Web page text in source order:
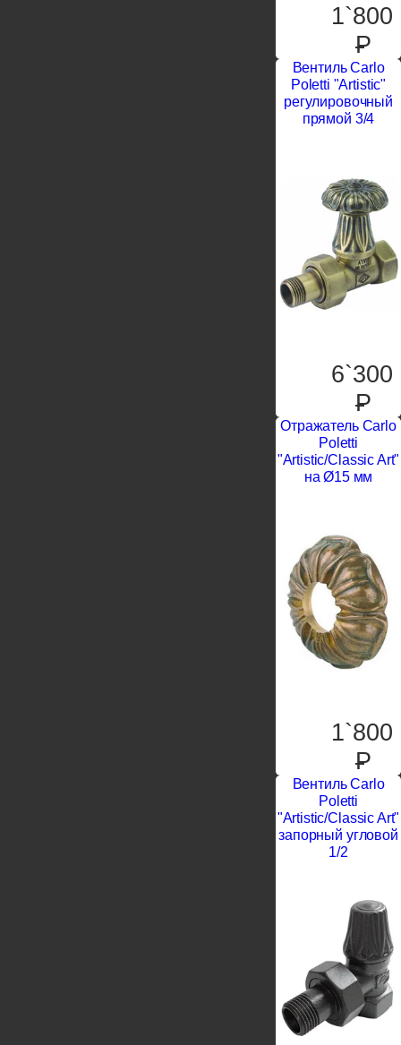
1`800
P
Вентиль Carlo
Poletti "Artistic"
регулировочный
прямой 3/4
6`300
P
Отражатель Carlo
Poletti
"Artistic/Classic Art"
на Ø15 мм
1`800
P
Вентиль Carlo
Poletti
"Artistic/Classic Art"
запорный угловой
1/2